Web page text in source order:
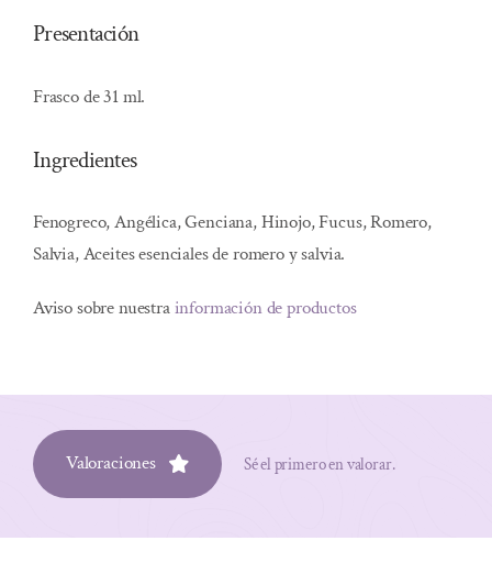
Presentación
Frasco de 31 ml.
Ingredientes
Fenogreco, Angélica, Genciana, Hinojo, Fucus, Romero,
Salvia, Aceites esenciales de romero y salvia.
Aviso sobre nuestrainformación de productos
Valoraciones Sé el primero en valorar.